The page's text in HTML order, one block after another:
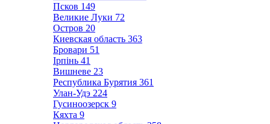
Псков 149
Великие Луки 72
Остров 20
Киевская область 363
Бровари 51
Ірпінь 41
Вишневе 23
Республика Бурятия 361
Улан-Удэ 224
Гусиноозерск 9
Кяхта 9